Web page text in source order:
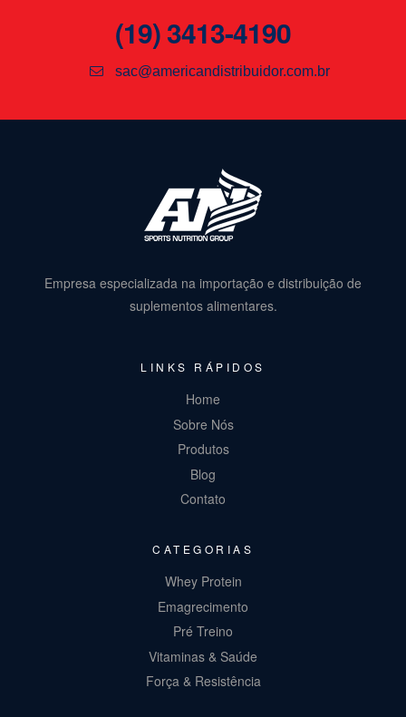
(19) 3413-4190
sac@americandistribuidor.com.br
Empresa especializada na importação e distribuição de
suplementos alimentares.
LINKS RÁPIDOS
Home
Sobre Nós
Produtos
Blog
Contato
CATEGORIAS
Whey Protein
Emagrecimento
Pré Treino
Vitaminas & Saúde
Força & Resistência